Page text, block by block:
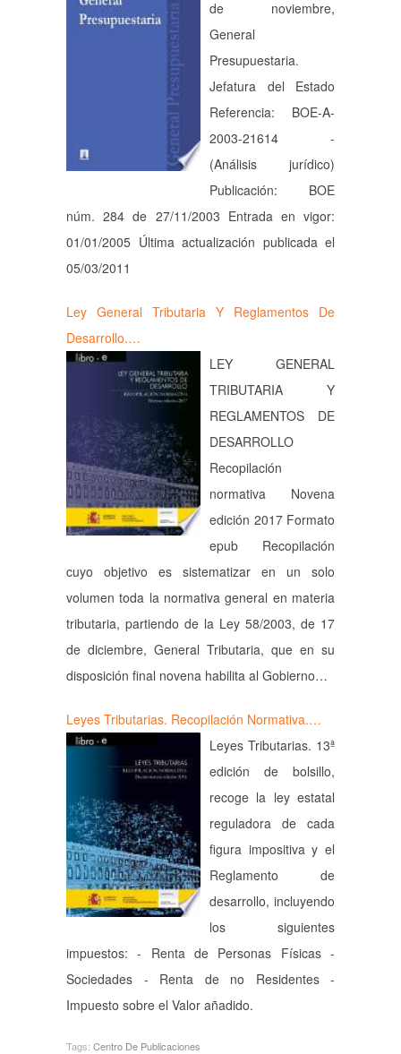
de noviembre,
General
Presupuestaria.
Jefatura del Estado
Referencia: BOE-A-
2003-21614 -
(Análisis jurídico)
Publicación: BOE
núm. 284 de 27/11/2003 Entrada en vigor:
01/01/2005 Última actualización publicada el
05/03/2011
Ley General Tributaria Y Reglamentos De
Desarrollo.…
LEY GENERAL
TRIBUTARIA Y
REGLAMENTOS DE
DESARROLLO
Recopilación
normativa Novena
edición 2017 Formato
epub Recopilación
cuyo objetivo es sistematizar en un solo
volumen toda la normativa general en materia
tributaria, partiendo de la Ley 58/2003, de 17
de diciembre, General Tributaria, que en su
disposición final novena habilita al Gobierno…
Leyes Tributarias. Recopilación Normativa.…
Leyes Tributarias. 13ª
edición de bolsillo,
recoge la ley estatal
reguladora de cada
figura impositiva y el
Reglamento de
desarrollo, incluyendo
los siguientes
impuestos: - Renta de Personas Físicas -
Sociedades - Renta de no Residentes -
Impuesto sobre el Valor añadido.
Tags: Centro De Publicaciones